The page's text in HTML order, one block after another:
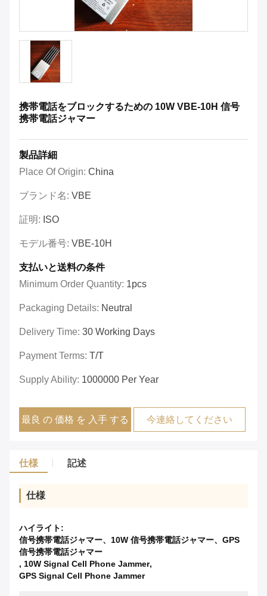
携帯電話をブロックするための 10W VBE-10H 信号
携帯電話ジャマー
製品詳細
Place Of Origin: China
ブランド名: VBE
証明: ISO
モデル番号: VBE-10H
支払いと送料の条件
Minimum Order Quantity: 1pcs
Packaging Details: Neutral
Delivery Time: 30 Working Days
Payment Terms: T/T
Supply Ability: 1000000 Per Year
最良 の 価格 を 入手 する 今連絡してください
仕様 記述
仕様
ハイライト:
信号携帯電話ジャマー、10W 信号携帯電話ジャマー、GPS
信号携帯電話ジャマー
, 10W Signal Cell Phone Jammer,
GPS Signal Cell Phone Jammer